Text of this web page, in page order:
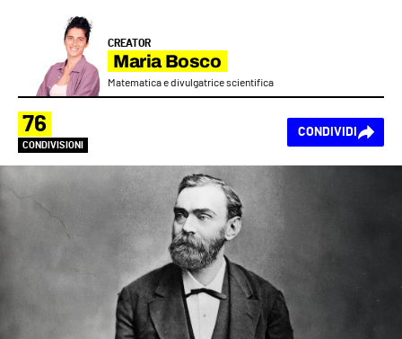
CREATOR
Maria Bosco
Matematica e divulgatrice scientifica
76
CONDIVISIONI
CONDIVIDI